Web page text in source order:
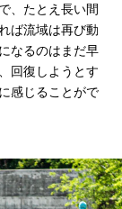
、たとえ長い間
ば流域は再び動
なるのはまだ早
回復しようとす
感じることがで